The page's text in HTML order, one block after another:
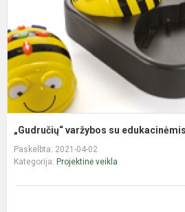
„Gudručių“ varžybos su
Paskelbta: 2021-04-02
Kategorija: Projektinė veikla